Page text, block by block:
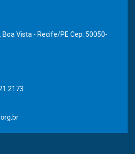
Boa Vista - Recife/PE Cep: 50050-